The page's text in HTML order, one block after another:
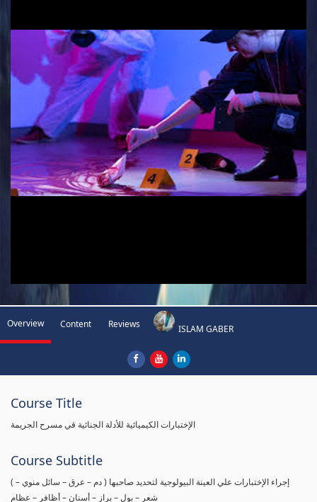
Overview Content Reviews ISLAM GABER
Course Title
الإختبارات الكيميائية للأدلة الجنائية في مسرح الجريمة
Course Subtitle
( إجراء الإختبارات علي العينة البيولوجية لتحديد صاحبها ( دم – عرق – سائل منوي –
شعر – بول – براز – أسنان – أظافر – عظام